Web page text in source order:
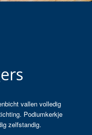
vallen volledig
Podiumkerkje
zelfstandig.